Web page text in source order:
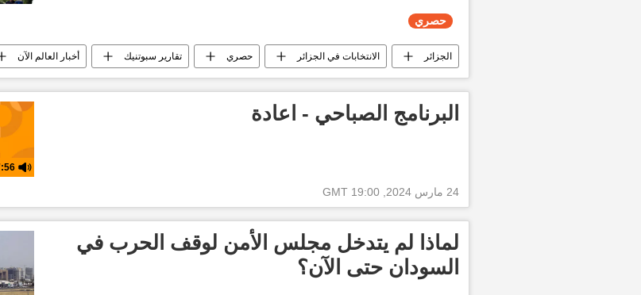
حصري
الجزائر الانتخابات في الجزائر حصري تقارير سبوتنيك أخبار العالم الآن
العالم العربي
البرنامج الصباحي - اعادة
24 مارس 2024, 19:00 GMT
لماذا لم يتدخل مجلس الأمن لوقف الحرب في
السودان حتى الآن؟